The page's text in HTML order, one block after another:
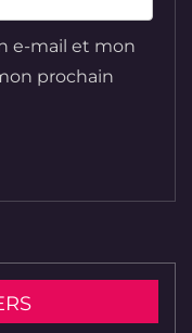
e-mail et mon
prochain